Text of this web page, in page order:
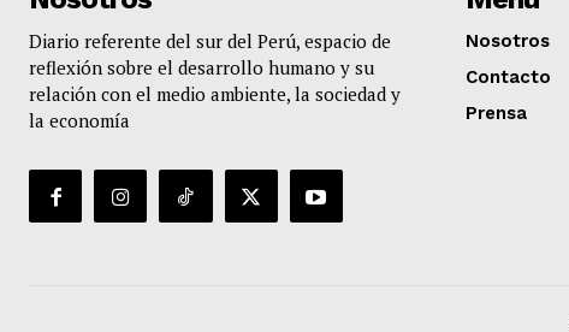
Diario referente del sur del Perú, espacio de
reflexión sobre el desarrollo humano y su
relación con el medio ambiente, la sociedad y
la economía
Nosotros
Contacto
Prensa